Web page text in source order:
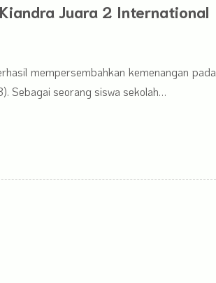
Juara 2 International
mempersembahkan kemenangan pada
Sebagai seorang siswa sekolah…